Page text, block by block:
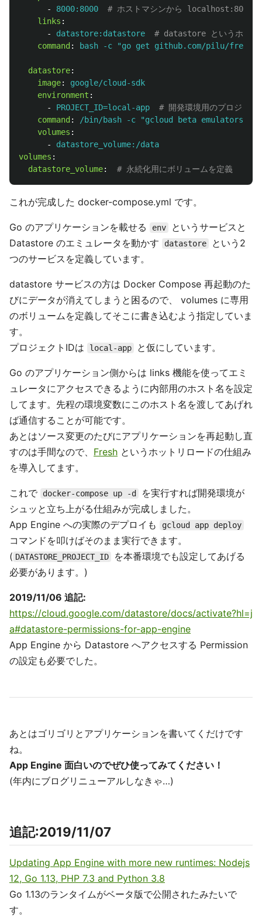
-
8000:8000
# ホストマシンから localhost:8000 で
links :
-
datastore:datastore
# datastore というホスト
command : bash -c "go get github.com/pilu/fresh
datastore:
image:
google/cloud-sdk
environment :
-
PROJECT_ID=local-app
# 開発環境用のプロジェ
command :
/bin/bash -c "gcloud beta emulators
volumes :
-
datastore_volume:/data
volumes :
datastore_volume: # 永続化用にボリュームを定義
これが完成した docker-compose.yml です。
Go のアプリケーションを載せる env
というサービスと
Datastore のエミュレータを動かす
datastore
という2
つのサービスを定義しています。
datastore サービスの方は Docker Compose 再起動のた
びにデータが消えてしまうと困るので、 volumes に専用
のボリュームを定義してそこに書き込むよう指定していま
す。
プロジェクトIDは
local-app と仮にしています。
Go のアプリケーション側からは links 機能を使ってエミ
ュレータにアクセスできるように内部用のホスト名を設定
してます。先程の環境変数にこのホスト名を渡してあげれ
ば通信することが可能です。
あとはソース変更のたびにアプリケーションを再起動し直
すのは手間なので、 Fresh というホットリロードの仕組み
を導入してます。
これで docker-compose up -d
を実行すれば開発環境が
シュッと立ち上がる仕組みが完成しました。
App Engine への実際のデプロイも
gcloud app deploy
コマンドを叩けばそのまま実行できます。
( DATASTORE_PROJECT_ID
を本番環境でも設定してあげる
必要があります。)
2019/11/06 追記:
https://cloud.google.com/datastore/docs/activate?hl=j
a#datastore-permissions-for-app-engine
App Engine から Datastore へアクセスする Permission
の設定も必要でした。
あとはゴリゴリとアプリケーションを書いてくだけです
ね。
App Engine 面白いのでぜひ使ってみてください！
(年内にブログリニューアルしなきゃ…)
追記:2019/11/07
Updating App Engine with more new runtimes: Nodejs
12, Go 1.13, PHP 7.3 and Python 3.8
Go 1.13のランタイムがベータ版で公開されたみたいで
す。